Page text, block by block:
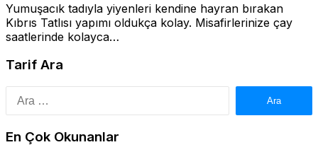
Yumuşacık tadıyla yiyenleri kendine hayran bırakan
Kıbrıs Tatlısı yapımı oldukça kolay. Misafirlerinize çay
saatlerinde kolayca…
Tarif Ara
En Çok Okunanlar